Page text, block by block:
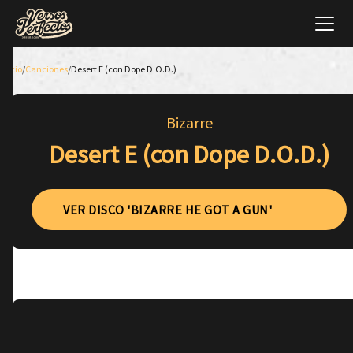
Inicio/Canciones/Desert E (con Dope D.O.D.)
Bizarre
Desert E (con Dope D.O.D.)
VER DISCO 'BIZARRE HE GOT A GUN'